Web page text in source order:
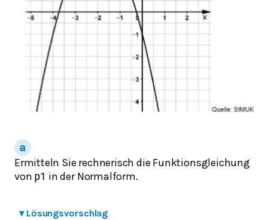
Ermitteln Sie rechnerisch die Funktionsgleichung
von p1 in der Normalform.
▾ Lösungsvorschlag